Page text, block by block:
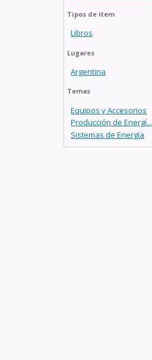
Tipos de ítem
Libros
Lugares
Argentina
Temas
Equipos y Accesorios
Producción de Energí...
Sistemas de Energía